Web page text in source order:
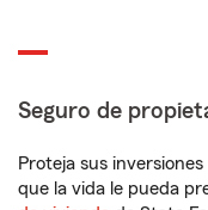
Seguro de
Proteja sus
que la vida le pueda